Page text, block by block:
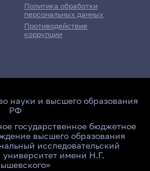
Политика обработки
персональных данных
Противодействие
коррупции
науки и высшего образования
РФ
государственное бюджетное
высшего образования
исследовательский
университет имени Н.Г.